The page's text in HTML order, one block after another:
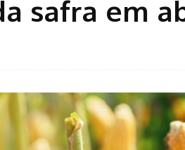
safra em